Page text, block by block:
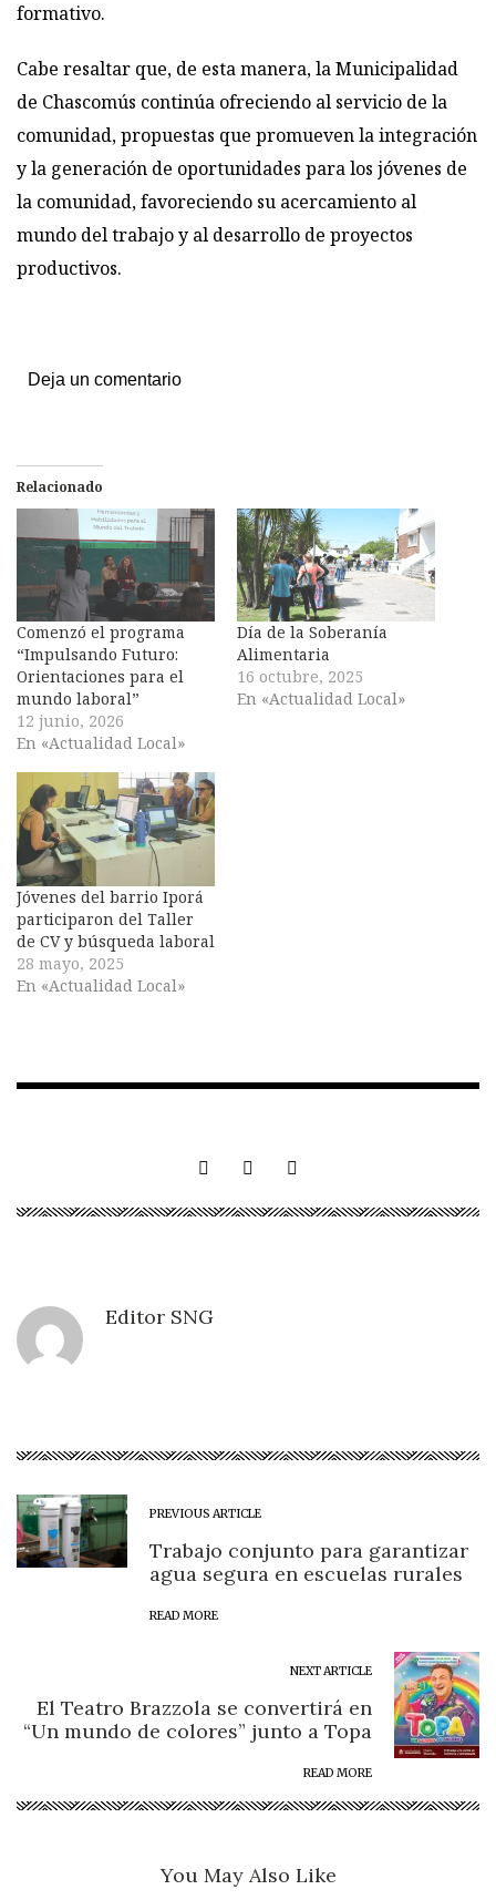
formativo.
Cabe resaltar que, de esta manera, la Municipalidad
de Chascomús continúa ofreciendo al servicio de la
comunidad, propuestas que promueven la integración
y la generación de oportunidades para los jóvenes de
la comunidad, favoreciendo su acercamiento al
mundo del trabajo y al desarrollo de proyectos
productivos.
Deja un comentario
Relacionado
Comenzó el programa
“Impulsando Futuro:
Orientaciones para el
mundo laboral”
12 junio, 2026
En «Actualidad Local»
Día de la Soberanía
Alimentaria
16 octubre, 2025
En «Actualidad Local»
Jóvenes del barrio Iporá
participaron del Taller
de CV y búsqueda laboral
28 mayo, 2025
En «Actualidad Local»
Editor SNG
PREVIOUS ARTICLE
Trabajo conjunto para garantizar
agua segura en escuelas rurales
READ MORE
NEXT ARTICLE
El Teatro Brazzola se convertirá en
“Un mundo de colores” junto a Topa
READ MORE
You May Also Like